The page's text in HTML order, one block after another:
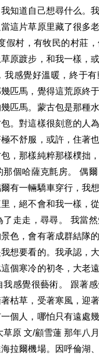
知道自己想尋什么。
這片草原里藏了很多
假村，有牧民的村莊
原踱步，和我一樣，
我感覺好溫暖，終于
匹馬，覺得這荒原終
匹馬。蒙古包是那種
。對這樣很刻意的人
不舒服，或許，住著
，那樣純粹那樣樸拙
個哈薩克氈房。 偶
有一輛驕車穿行，我
，絕不會和我一樣，
走走，尋尋。 我當
色，會有著成群結隊
想要看的。我承認，
個寒冷的初冬，大老
感覺很藝術。 跟著
枯草，受著寒風，迎
個人，哪怕只有遠處
原 文/顧雪蓮 那年八
拉爾機場。因呼倫湖